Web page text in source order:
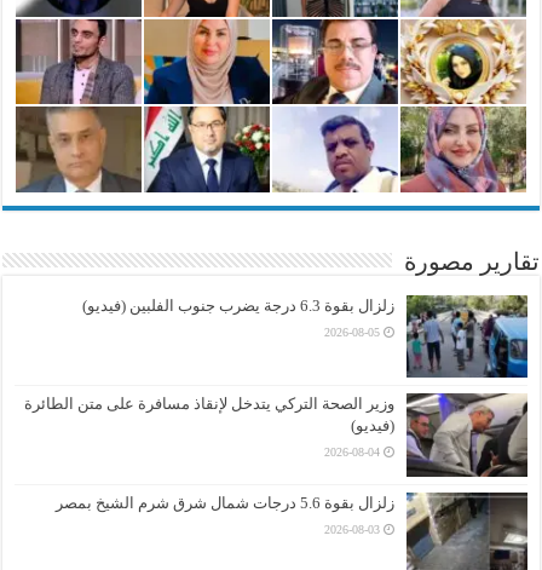
تقارير مصورة
زلزال بقوة 6.3 درجة يضرب جنوب الفلبين (فيديو)
2026-08-05
وزير الصحة التركي يتدخل لإنقاذ مسافرة على متن الطائرة
(فيديو)
2026-08-04
زلزال بقوة 5.6 درجات شمال شرق شرم الشيخ بمصر
2026-08-03